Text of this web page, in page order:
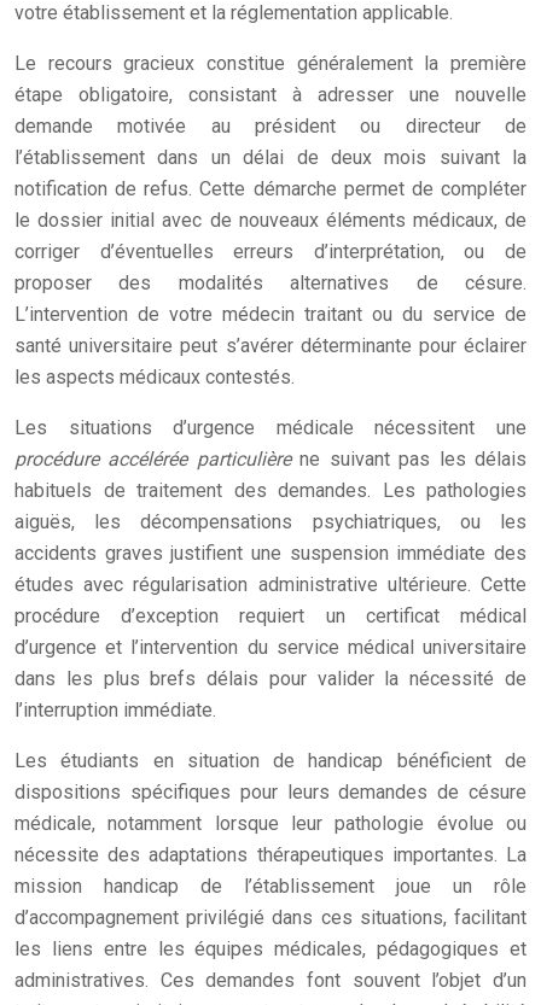
votre établissement et la réglementation applicable.
Le recours gracieux constitue généralement la première
étape obligatoire, consistant à adresser une nouvelle
demande motivée au président ou directeur de
l’établissement dans un délai de deux mois suivant la
notification de refus. Cette démarche permet de compléter
le dossier initial avec de nouveaux éléments médicaux, de
corriger d’éventuelles erreurs d’interprétation, ou de
proposer des modalités alternatives de césure.
L’intervention de votre médecin traitant ou du service de
santé universitaire peut s’avérer déterminante pour éclairer
les aspects médicaux contestés.
Les situations d’urgence médicale nécessitent une
procédure accélérée particulièrene suivant pas les délais
habituels de traitement des demandes. Les pathologies
aiguës, les décompensations psychiatriques, ou les
accidents graves justifient une suspension immédiate des
études avec régularisation administrative ultérieure. Cette
procédure d’exception requiert un certificat médical
d’urgence et l’intervention du service médical universitaire
dans les plus brefs délais pour valider la nécessité de
l’interruption immédiate.
Les étudiants en situation de handicap bénéficient de
dispositions spécifiques pour leurs demandes de césure
médicale, notamment lorsque leur pathologie évolue ou
nécessite des adaptations thérapeutiques importantes. La
mission handicap de l’établissement joue un rôle
d’accompagnement privilégié dans ces situations, facilitant
les liens entre les équipes médicales, pédagogiques et
administratives. Ces demandes font souvent l’objet d’un